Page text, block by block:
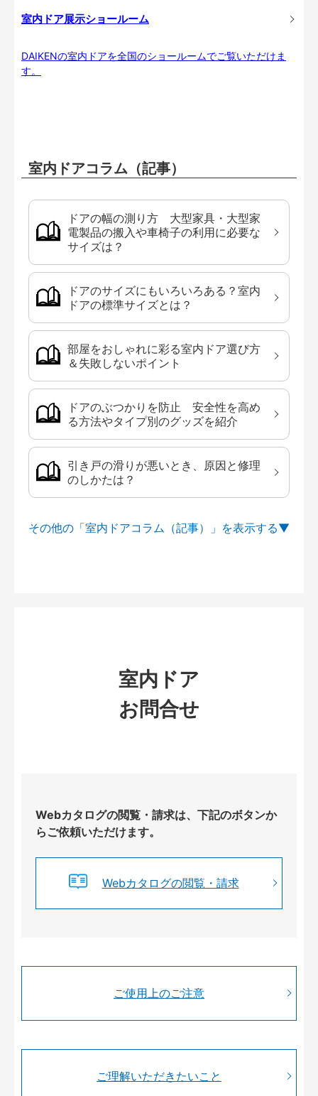
室内ドア展示ショールーム
DAIKENの室内ドアを全国のショールームでご覧いただけま
す。
室内ドアコラム（記事）
ドアの幅の測り方 大型家具・大型家
電製品の搬入や車椅子の利用に必要な
サイズは？
ドアのサイズにもいろいろある？室内
ドアの標準サイズとは？
部屋をおしゃれに彩る室内ドア選び方
＆失敗しないポイント
ドアのぶつかりを防止 安全性を高め
る方法やタイプ別のグッズを紹介
引き戸の滑りが悪いとき、原因と修理
のしかたは？
その他の「室内ドアコラム（記事）」を
室内ドア
お問合せ
Webカタログの閲覧・請求は、下記のボタンか
らご依頼いただけます。
Webカタログの閲覧・請求
ご使用上のご注意
ご理解いただきたいこと